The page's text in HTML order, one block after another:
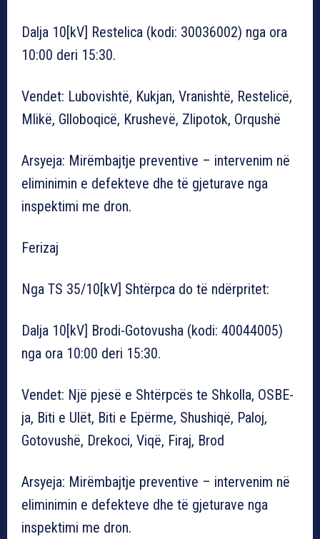
Dalja 10[kV] Restelica (kodi: 30036002) nga ora
10:00 deri 15:30.
Vendet: Lubovishtë, Kukjan, Vranishtë, Restelicë,
Mlikë, Glloboqicë, Krushevë, Zlipotok, Orqushë
Arsyeja: Mirëmbajtje preventive – intervenim në
eliminimin e defekteve dhe të gjeturave nga
inspektimi me dron.
Ferizaj
Nga TS 35/10[kV] Shtërpca do të ndërpritet:
Dalja 10[kV] Brodi-Gotovusha (kodi: 40044005)
nga ora 10:00 deri 15:30.
Vendet: Një pjesë e Shtërpcës te Shkolla, OSBE-
ja, Biti e Ulët, Biti e Epërme, Shushiqë, Paloj,
Gotovushë, Drekoci, Viqë, Firaj, Brod
Arsyeja: Mirëmbajtje preventive – intervenim në
eliminimin e defekteve dhe të gjeturave nga
inspektimi me dron.